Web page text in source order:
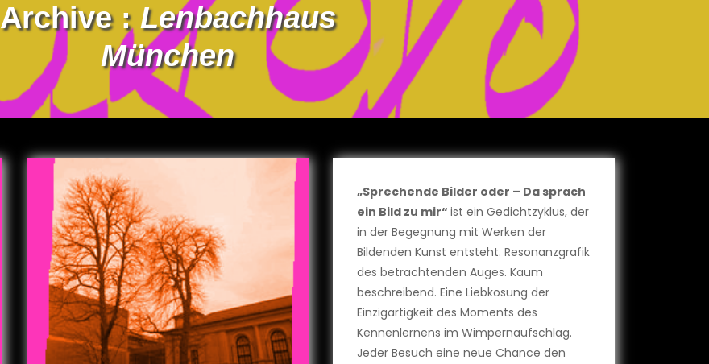
Archive : Lenbachhaus
München
„Sprechende Bilder oder – Da sprach
ein Bild zu mir“ ist ein Gedichtzyklus, der
in der Begegnung mit Werken der
Bildenden Kunst entsteht. Resonanzgrafik
des betrachtenden Auges. Kaum
beschreibend. Eine Liebkosung der
Einzigartigkeit des Moments des
Kennenlernens im Wimpernaufschlag.
Jeder Besuch eine neue Chance den